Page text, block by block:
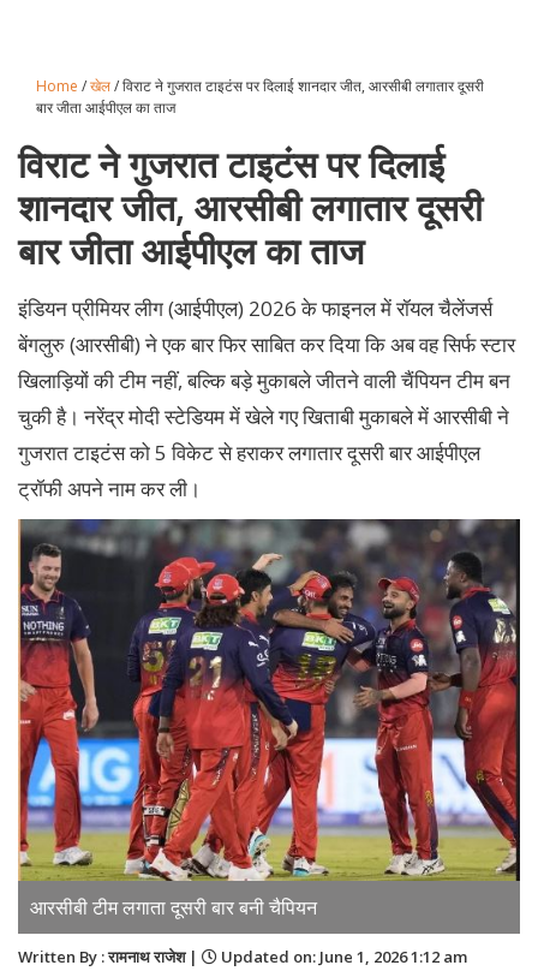
Home /खेल/ विराट ने गुजरात टाइटंस पर दिलाई शानदार जीत, आरसीबी लगातार दूसरी
बार जीता आईपीएल का ताज
विराट ने गुजरात टाइटंस पर दिलाई
शानदार जीत, आरसीबी लगातार दूसरी
बार जीता आईपीएल का ताज
इंडियन प्रीमियर लीग (आईपीएल) 2026 के फाइनल में रॉयल चैलेंजर्स
बेंगलुरु (आरसीबी) ने एक बार फिर साबित कर दिया कि अब वह सिर्फ स्टार
खिलाड़ियों की टीम नहीं, बल्कि बड़े मुकाबले जीतने वाली चैंपियन टीम बन
चुकी है। नरेंद्र मोदी स्टेडियम में खेले गए खिताबी मुकाबले में आरसीबी ने
गुजरात टाइटंस को 5 विकेट से हराकर लगातार दूसरी बार आईपीएल
ट्रॉफी अपने नाम कर ली।
आरसीबी टीम लगाता दूसरी बार बनी चैपियन
Written By : रामनाथ राजेश | Updated on: June 1, 2026 1:12 am